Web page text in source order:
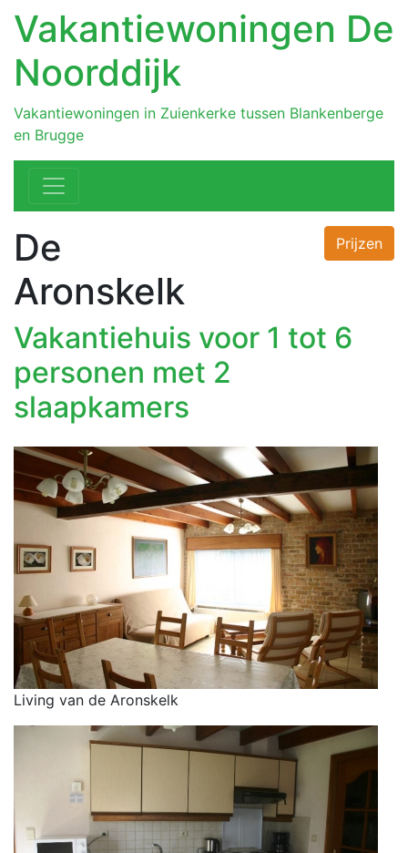
Vakantiewoningen De
Noorddijk
Vakantiewoningen in Zuienkerke tussen Blankenberge
en Brugge
De
Aronskelk
Prijzen
Vakantiehuis voor 1 tot 6
personen met 2
slaapkamers
Living van de Aronskelk